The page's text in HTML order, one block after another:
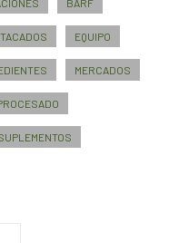
BARF
EQUIPO
MERCADOS